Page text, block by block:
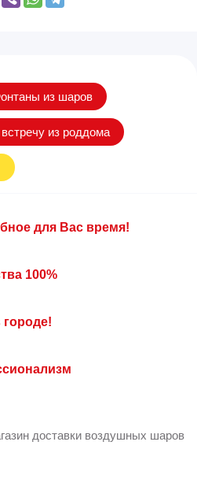
из шаров
из роддома
для Вас время!
100%
доставки воздушных шаров